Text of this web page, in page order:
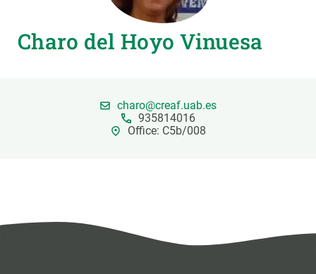
Charo del Hoyo Vinuesa
charo@creaf.uab.es
935814016
Office: C5b/008
CIENCIA EN ACCIÓN